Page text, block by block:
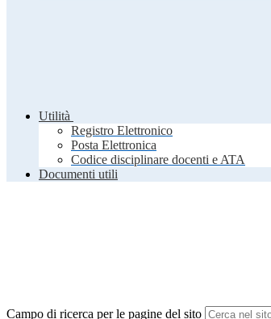
Utilità
Registro Elettronico
Posta Elettronica
Codice disciplinare docenti e ATA
Documenti utili
Campo di ricerca per le pagine del sito